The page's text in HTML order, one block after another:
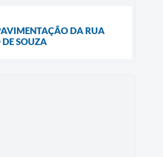
DA RUA
SOUZA